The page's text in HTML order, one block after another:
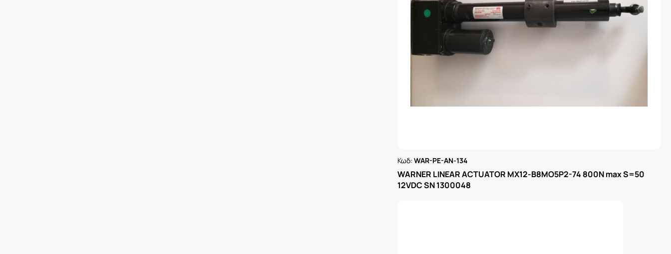
Κωδ: WAR-PE-AN-134
WARNER LINEAR ACTUATOR MX12-B8MO5P2-74 800N max S=50
12VDC SN 1300048